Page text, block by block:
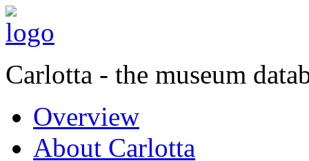
Carlotta - the museum
Overview
About Carlotta